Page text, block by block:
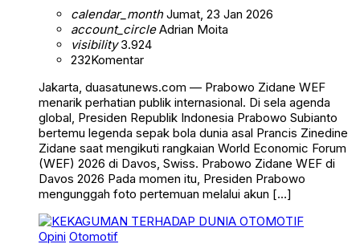
calendar_monthJumat, 23 Jan 2026
account_circleAdrian Moita
visibility3.924
232Komentar
Jakarta, duasatunews.com — Prabowo Zidane WEF
menarik perhatian publik internasional. Di sela agenda
global, Presiden Republik Indonesia Prabowo Subianto
bertemu legenda sepak bola dunia asal Prancis Zinedine
Zidane saat mengikuti rangkaian World Economic Forum
(WEF) 2026 di Davos, Swiss. Prabowo Zidane WEF di
Davos 2026 Pada momen itu, Presiden Prabowo
mengunggah foto pertemuan melalui akun […]
Opini Otomotif